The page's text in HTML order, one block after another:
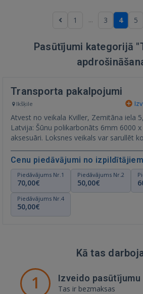
1 ... 3 4 5
Pasūtījumi kategorijā
Transporta pakalpojumi
Ikšķile
Atvest no veikala Kviller, Zemitāna iela
Latvija: Šūnu polikarbonāts 6mm 6000 x 2100 mm 8 loksnes +
aksesuāri. Loksnes veikals var
Cenu piedāvājumi no
Piedāvājums Nr.1
70,00€
Piedāvājums Nr.2
50,00€
Piedāvājums Nr.4
50,00€
Kā tas
1 Izveido pasūtījumu
Tas ir bezmaksas